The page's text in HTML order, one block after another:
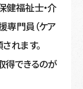
健福祉士・介
専門員（ケア
れます。
得できるのが